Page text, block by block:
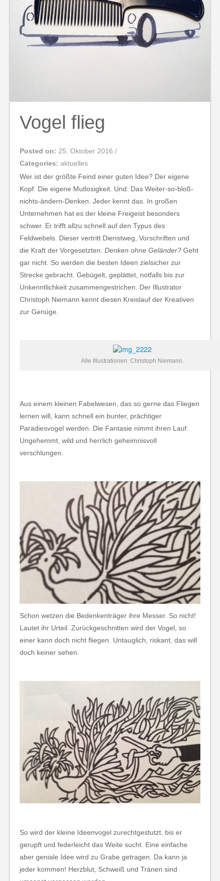
Vogel flieg
Posted on: 25. Oktober 2016 /
Categories: aktuelles
Wer ist der größte Feind einer guten Idee? Der eigene
Kopf. Die eigene Mutlosigkeit. Und: Das Weiter-so-bloß-
nichts-ändern-Denken. Jeder kennt das. In großen
Unternehmen hat es der kleine Freigeist besonders
schwer. Er trifft allzu schnell auf den Typus des
Feldwebels. Dieser vertritt Dienstweg, Vorschriften und
die Kraft der Vorgesetzten. Denken ohne Geländer? Geht
gar nicht. So werden die besten Ideen zielsicher zur
Strecke gebracht. Gebügelt, geplättet, notfalls bis zur
Unkenntlichkeit zusammengestrichen. Der Illustrator
Christoph Niemann kennt diesen Kreislauf der Kreativen
zur Genüge.
Alle Illustrationen: Christoph Niemann.
Aus einem kleinen Fabelwesen, das so gerne das Fliegen
lernen will, kann schnell ein bunter, prächtiger
Paradiesvogel werden. Die Fantasie nimmt ihren Lauf.
Ungehemmt, wild und herrlich geheimnisvoll
verschlungen.
Schon wetzen die Bedenkenträger ihre Messer. So nicht!
Lautet ihr Urteil. Zurückgeschnitten wird der Vogel, so
einer kann doch nicht fliegen. Untauglich, riskant, das will
doch keiner sehen.
So wird der kleine Ideenvogel zurechtgestutzt, bis er
gerupft und federleicht das Weite sucht. Eine einfache
aber geniale Idee wird zu Grabe getragen. Da kann ja
jeder kommen! Herzblut, Schweiß und Tränen sind